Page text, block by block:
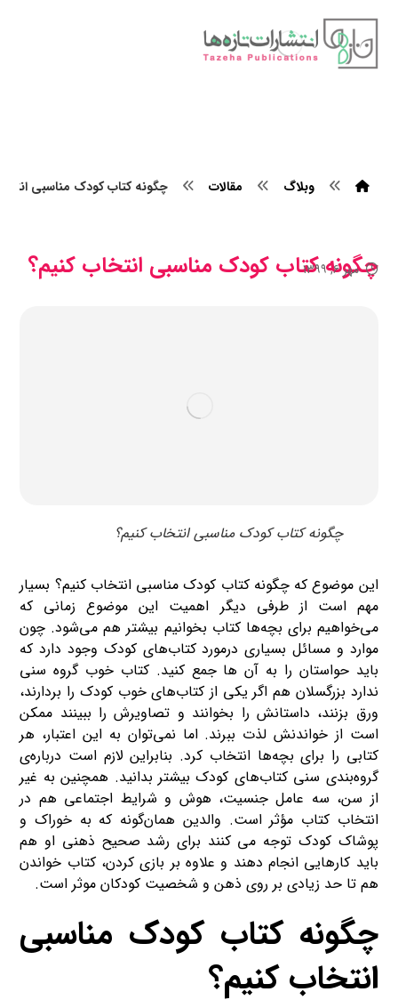
وبلاگ مقالات چگونه کتاب کودک مناسبی
چگونه کتاب کودک مناسبی انتخاب کنیم؟
مهر ۶, ۱۳۹۹
چگونه کتاب کودک مناسبی انتخاب کنیم؟
این موضوع که چگونه کتاب کودک مناسبی انتخاب کنیم؟ بسیار
مهم است از طرفی دیگر اهمیت این موضوع زمانی که
می‌خواهیم برای بچه‌ها کتاب بخوانیم بیشتر هم می‌شود. چون
موارد و مسائل بسیاری درمورد کتاب‌های کودک وجود دارد که
باید حواستان را به آن ها جمع کنید. کتاب خوب گروه سنی
ندارد بزرگسلان هم اگر یکی از کتاب‌های خوب کودک را بردارند،
ورق بزنند، داستانش را بخوانند و تصاویرش را ببینند ممکن
است از خواندنش لذت ببرند. اما نمی‌توان به این اعتبار، هر
کتابی را برای بچه‌ها انتخاب کرد. بنابراین لازم است درباره‌ی
گروه‌بندی سنی کتاب‌های کودک بیشتر بدانید. همچنین به غیر
از سن، سه عامل جنسیت، هوش و شرایط اجتماعی هم در
انتخاب کتاب مؤثر است. والدین همان‌گونه که به خوراک و
پوشاک کودک توجه می کنند برای رشد صحیح ذهنی او هم
باید کارهایی انجام دهند و علاوه بر بازی کردن، کتاب‌ خواندن
هم تا حد زیادی بر روی ذهن و شخصیت کودکان موثر است.
چگونه کتاب کودک مناسبی
انتخاب کنیم؟